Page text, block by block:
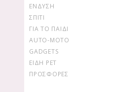
ΕΝΔΥΣΗ
ΣΠΙΤΙ
ΓΙΑ ΤΟ ΠΑΙΔΙ
AUTO-MOTO
GADGETS
ΕΙΔΗ PET
ΠΡΟΣΦΟΡΕΣ